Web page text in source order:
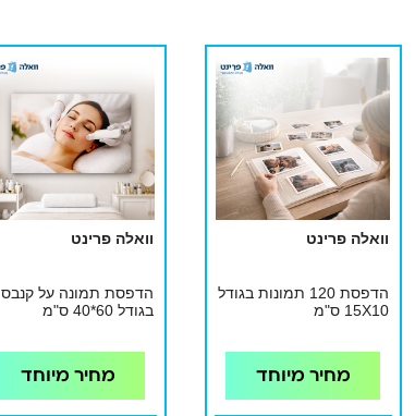
וואלה פרינט
הדפסת 120 תמונות בגודל
15X10 ס"מ
מחיר מיוחד
וואלה פרינט
הדפסת תמונה על קנבס
בגודל 60*40 ס"מ
מחיר מיוחד